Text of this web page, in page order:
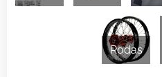
Rodas